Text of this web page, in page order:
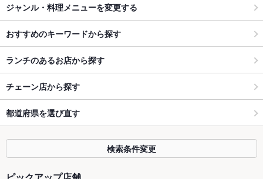
ジャンル・料理メニューを変更する
おすすめのキーワードから探す
ランチのあるお店から探す
チェーン店から探す
都道府県を選び直す
検索条件変更